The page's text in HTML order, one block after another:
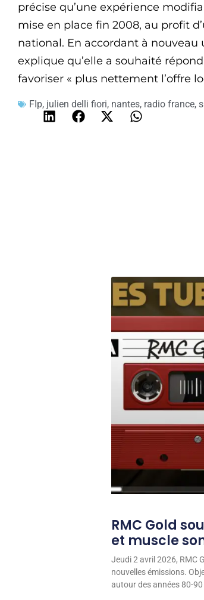
précise qu’une expérience
mise en place fin 2008, au profit
national. En accordant à nouveau
explique qu’elle a souhaité
favoriser « plus nettement l’offre
FIp, julien delli fiori, nantes, radio france,
RMC Gold
et muscle
Jeudi 2 avril 2026, RMC
nouvelles émissions.
autour des années 80-